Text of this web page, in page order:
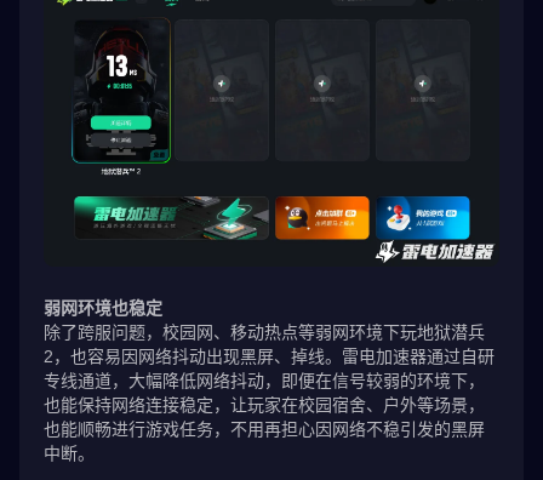
弱网环境也稳定
除了跨服问题，校园网、移动热点等弱网环境下玩地狱潜兵
2，也容易因网络抖动出现黑屏、掉线。雷电加速器通过自研
专线通道，大幅降低网络抖动，即便在信号较弱的环境下，
也能保持网络连接稳定，让玩家在校园宿舍、户外等场景，
也能顺畅进行游戏任务，不用再担心因网络不稳引发的黑屏
中断。